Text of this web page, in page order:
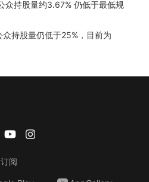
众持股量约3.67% 仍低于最低规
持股量仍低于25%，目前为
阅